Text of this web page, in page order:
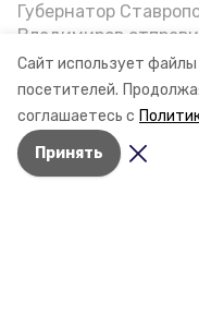
Сайт использует
посетителей.
соглашаетесь с
Принять
Губернатор
Владимиров
Минеральные Воды,
строительство
Минводах, а также
постройке новых
жителей. Подробнее